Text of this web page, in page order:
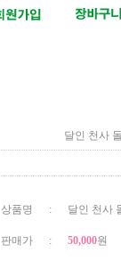
달인 천사
상품명 : 달인 천사 돌
판매가 : 50,000원